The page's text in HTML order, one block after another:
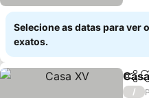
Selecione as datas para ver
exatos.
/